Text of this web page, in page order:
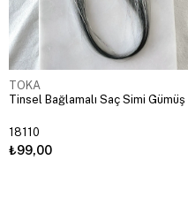
TOKA
Tinsel Bağlamalı Saç Simi Gümüş
18110
₺99,00